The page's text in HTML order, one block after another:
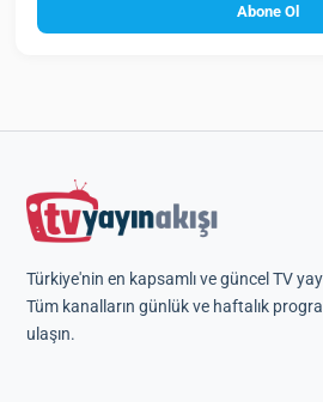
Abone Ol
Türkiye'nin en kapsamlı ve güncel TV
Tüm kanalların günlük ve haftalık
ulaşın.